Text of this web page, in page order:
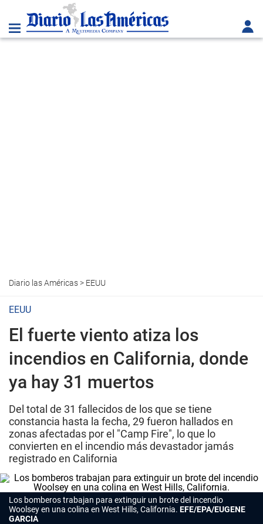
Diario las Américas> EEUU
EEUU
El fuerte viento atiza los
incendios en California, donde
ya hay 31 muertos
Del total de 31 fallecidos de los que se tiene
constancia hasta la fecha, 29 fueron hallados en
zonas afectadas por el "Camp Fire", lo que lo
convierten en el incendio más devastador jamás
registrado en California
Los bomberos trabajan para extinguir un brote del incendio
Woolsey en una colina en West Hills, California. EFE/EPA/EUGENE
GARCIA